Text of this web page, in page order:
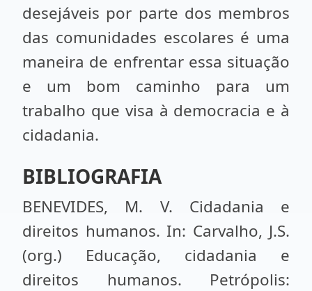
desejáveis por parte dos membros
das comunidades escolares é uma
maneira de enfrentar essa situação
e um bom caminho para um
trabalho que visa à democracia e à
cidadania.
BIBLIOGRAFIA
BENEVIDES, M. V. Cidadania e
direitos humanos. In: Carvalho, J.S.
(org.) Educação, cidadania e
direitos humanos. Petrópolis: